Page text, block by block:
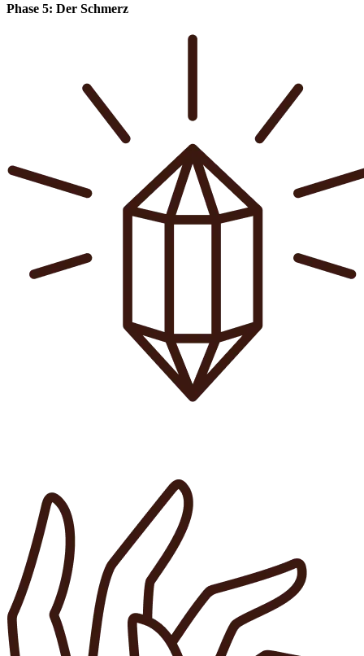
Phase 5: Der Schmerz